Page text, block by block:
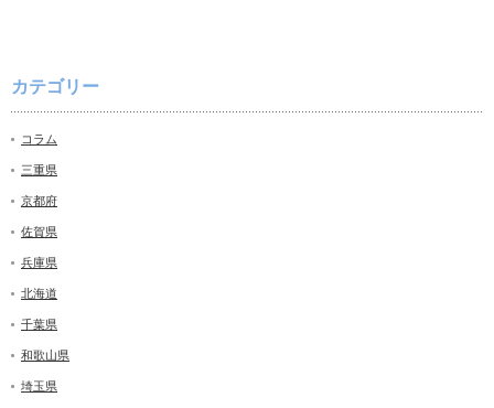
カテゴリー
コラム
三重県
京都府
佐賀県
兵庫県
北海道
千葉県
和歌山県
埼玉県